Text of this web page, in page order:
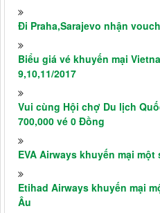
Đi Praha,Sarajevo nhận
Biểu giá vé khuyến mại
9,10,11/2017
Vui cùng Hội chợ Du lịch
700,000 vé 0 Đồng
EVA Airways khuyến mại
Etihad Airways khuyến mại
Âu